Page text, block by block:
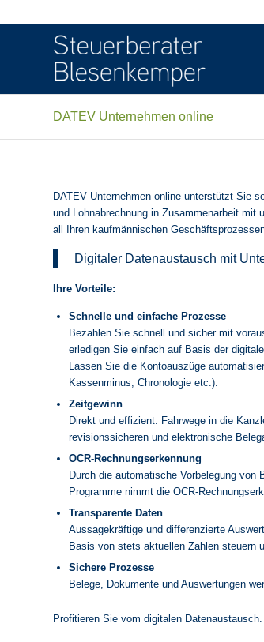
DATEV Unternehmen online
DATEV Unternehmen online unterstützt Sie
und Lohnabrechnung in Zusammenarbeit
all Ihren kaufmännischen
Digitaler Datenaustausch mit
Ihre Vorteile:
Schnelle und einfache Prozesse
Bezahlen Sie schnell und sicher mit
erledigen Sie einfach auf Basis der
Lassen Sie die Kontoauszüge
Kassenminus, Chronologie etc.).
Zeitgewinn
Direkt und effizient: Fahrwege in die
revisionssicheren und elektronische
OCR-Rechnungserkennung
Durch die automatische Vorbelegung von
Programme nimmt die OCR-
Transparente Daten
Aussagekräftige und differenzierte
Basis von stets aktuellen Zahlen steuern
Sichere Prozesse
Belege, Dokumente und Auswertungen
Profitieren Sie vom digitalen